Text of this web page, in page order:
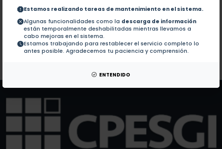
Estamos realizando tareas de mantenimiento en el sistema.
Algunas funcionalidades como la descarga de información
están temporalmente deshabilitadas mientras llevamos a
cabo mejoras en el sistema.
Estamos trabajando para restablecer el servicio completo lo
antes posible. Agradecemos tu paciencia y comprensión.
ENTENDIDO
4.- Nitric oxide infused in the solitary tract nucleus
No hay patentes de este autor.